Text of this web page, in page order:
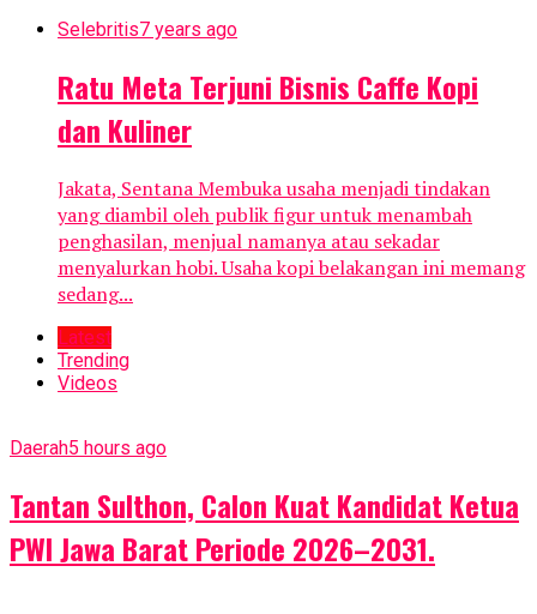
Selebritis7 years ago
Ratu Meta Terjuni Bisnis Caffe Kopi
dan Kuliner
Jakata, Sentana Membuka usaha menjadi tindakan
yang diambil oleh publik figur untuk menambah
penghasilan, menjual namanya atau sekadar
menyalurkan hobi. Usaha kopi belakangan ini memang
sedang...
Latest
Trending
Videos
Daerah5 hours ago
Tantan Sulthon, Calon Kuat Kandidat Ketua
PWI Jawa Barat Periode 2026–2031.